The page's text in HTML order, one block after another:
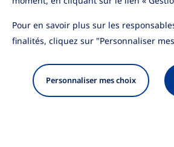
Mentions légales
Protection des données
Pour en savoir plus sur les
finalités, cliquez sur "Personnaliser
Personnaliser mes choix